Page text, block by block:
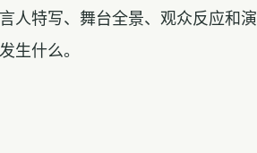
人特写、舞台全景、观众反应和演
生什么。